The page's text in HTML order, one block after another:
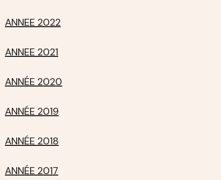
ANNEE 2022
ANNEE 2021
ANNÉE 2020
ANNÉE 2019
ANNÉE 2018
ANNÉE 2017